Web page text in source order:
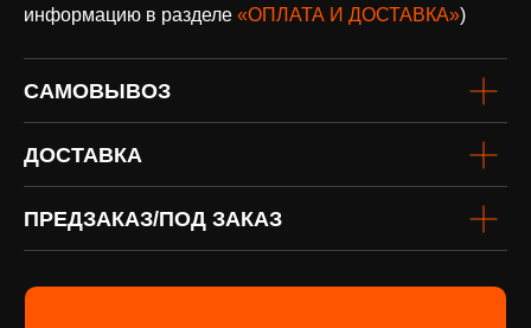
информацию в разделе «ОПЛАТА И ДОСТАВКА»)
САМОВЫВОЗ
ДОСТАВКА
ПРЕДЗАКАЗ/ПОД ЗАКАЗ
оплата и
доставка
Подробнее
СНГ